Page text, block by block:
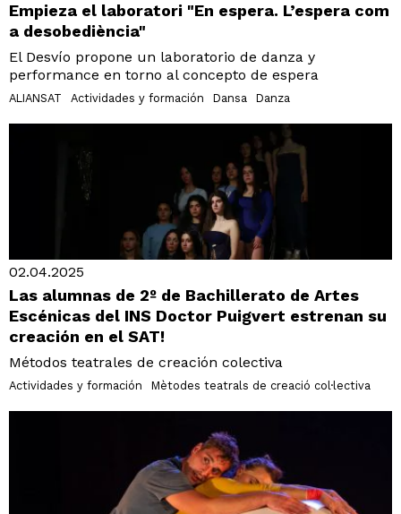
Empieza el laboratori "En espera. L’espera com
a desobediència"
El Desvío propone un laboratorio de danza y
performance en torno al concepto de espera
ALIANSAT Actividades y formación Dansa Danza
02.04.2025
Las alumnas de 2º de Bachillerato de Artes
Escénicas del INS Doctor Puigvert estrenan su
creación en el SAT!
Métodos teatrales de creación colectiva
Actividades y formación Mètodes teatrals de creació col·lectiva